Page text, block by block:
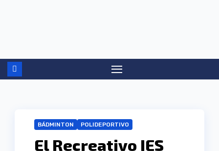
BÁDMINTON POLIDEPORTIVO
El Recreativo IES